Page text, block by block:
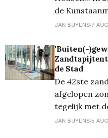
de
eind vorig
met nieuwe
de vier
prestigieuze
JAN BUYENS 7
'Buiten(-
de Stad
De 42ste
afgelopen
tegelijk met
Veel
JAN BUYENS 5